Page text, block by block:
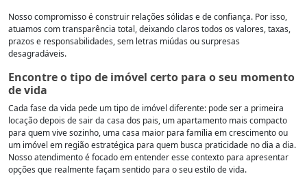
Nosso compromisso é construir relações sólidas e de confiança. Por isso,
atuamos com transparência total, deixando claros todos os valores, taxas,
prazos e responsabilidades, sem letras miúdas ou surpresas
desagradáveis.
Encontre o tipo de imóvel certo para o seu momento
de vida
Cada fase da vida pede um tipo de imóvel diferente: pode ser a primeira
locação depois de sair da casa dos pais, um apartamento mais compacto
para quem vive sozinho, uma casa maior para família em crescimento ou
um imóvel em região estratégica para quem busca praticidade no dia a dia.
Nosso atendimento é focado em entender esse contexto para apresentar
opções que realmente façam sentido para o seu estilo de vida.